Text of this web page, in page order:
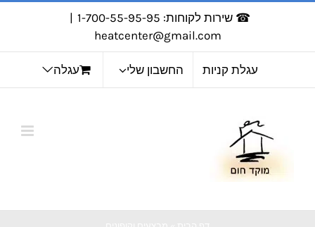
☎ שירות לקוחות: 1-700-55-95-95
|
heatcenter@gmail.com
עגלת קניות החשבון שלי עגלה